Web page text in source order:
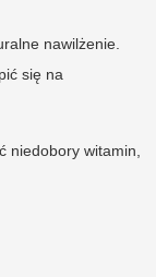
nawilżenie.
się na
niedobory witamin,